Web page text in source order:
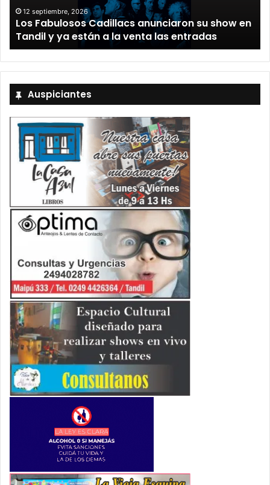
12 septiembre, 2026
Los Fabulosos Cadillacs anunciaron su show en
Tandil y ya están a la venta las entradas
Auspiciantes